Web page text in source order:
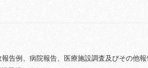
告例、病院報告、医療施設調査及びその他